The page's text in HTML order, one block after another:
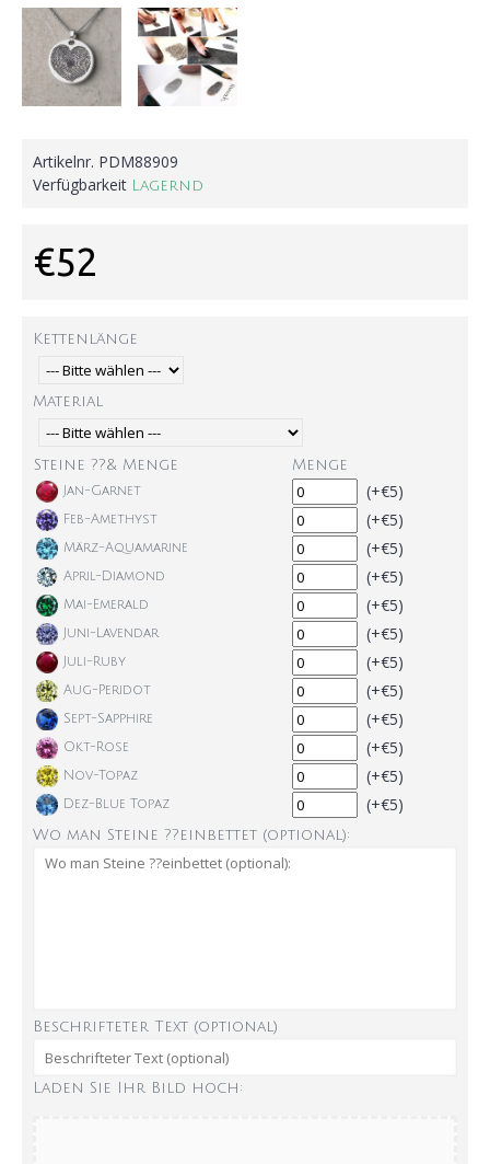
Artikelnr. PDM88909
Verfügbarkeit Lagernd
€52
Kettenlänge
Material
Steine ??& Menge Menge
Jan-Garnet (+€5)
Feb-Amethyst (+€5)
März-Aquamarine (+€5)
April-Diamond (+€5)
Mai-Emerald (+€5)
Juni-Lavendar (+€5)
Juli-Ruby (+€5)
Aug-Peridot (+€5)
Sept-Sapphire (+€5)
Okt-Rose (+€5)
Nov-Topaz (+€5)
Dez-Blue Topaz (+€5)
Wo man Steine ??einbettet (optional):
Beschrifteter Text (optional)
Laden Sie Ihr Bild hoch: